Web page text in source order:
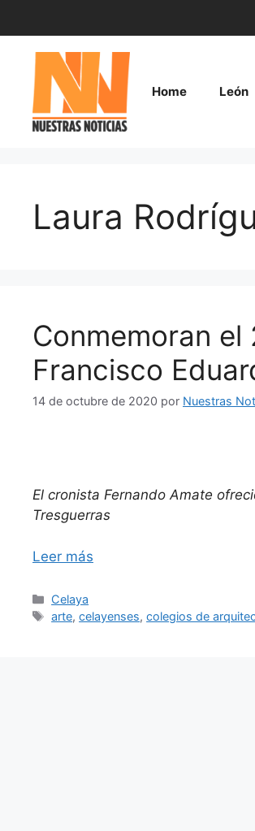
contenido
Home León
Laura
Conmemoran
Francisco
14 de octubre de 2020 por Nuestras
El cronista Fernando Amate
Tresguerras
Leer más
Categorías
Celaya
Etiquetas
arte,celayenses,colegios de